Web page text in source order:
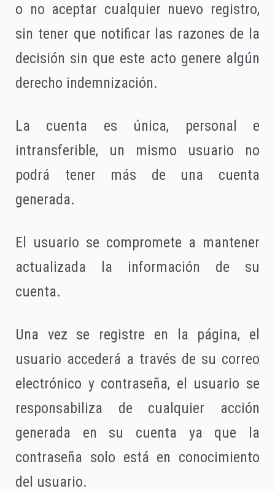
o no aceptar cualquier nuevo registro,
sin tener que notificar las razones de la
decisión sin que este acto genere algún
derecho indemnización.
La cuenta es única, personal e
intransferible, un mismo usuario no
podrá tener más de una cuenta
generada.
El usuario se compromete a mantener
actualizada la información de su
cuenta.
Una vez se registre en la página, el
usuario accederá a través de su correo
electrónico y contraseña, el usuario se
responsabiliza de cualquier acción
generada en su cuenta ya que la
contraseña solo está en conocimiento
del usuario.